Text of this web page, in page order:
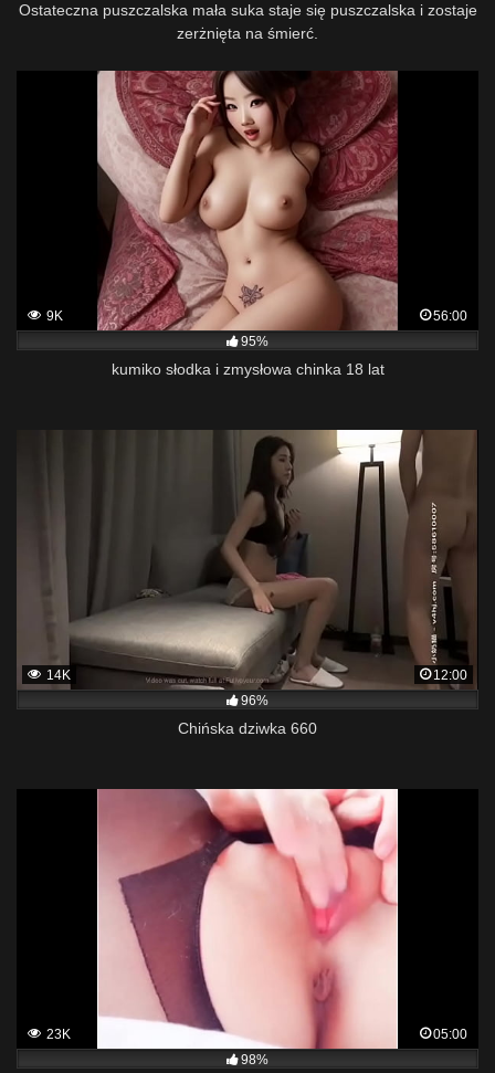
Ostateczna puszczalska mała suka staje się puszczalska i zostaje
zerżnięta na śmierć.
9K
56:00
95%
kumiko słodka i zmysłowa chinka 18 lat
14K
12:00
96%
Chińska dziwka 660
23K
05:00
98%